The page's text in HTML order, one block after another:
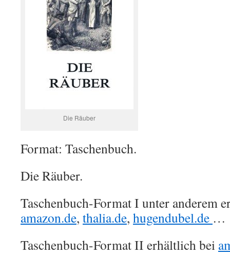
Die Räuber
Format: Taschenbuch.
Die Räuber.
Taschenbuch-Format I unter anderem
amazon.de, thalia.de, hugendubel.de …
Taschenbuch-Format II erhältlich bei